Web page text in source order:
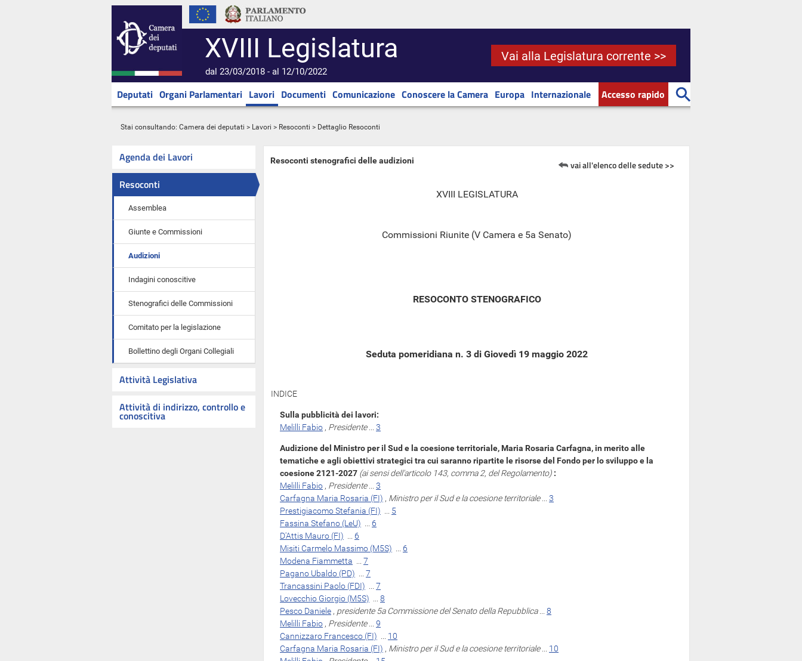
XVIII Legislatura
dal 23/03/2018 - al 12/10/2022
Vai alla Legislatura corrente >>
Deputati Organi Parlamentari Lavori Documenti Comunicazione Conoscere la Camera Europa Internazionale Accesso rapido
Stai consultando: Camera dei deputati > Lavori > Resoconti > Dettaglio Resoconti
Agenda dei Lavori
Resoconti
Assemblea
Giunte e Commissioni
Audizioni
Indagini conoscitive
Stenografici delle Commissioni
Comitato per la legislazione
Bollettino degli Organi Collegiali
Attività Legislativa
Attività di indirizzo, controllo e
conoscitiva
Resoconti stenografici delle audizioni vai all'elenco delle sedute >>
XVIII LEGISLATURA
Commissioni Riunite (V Camera e 5a Senato)
RESOCONTO STENOGRAFICO
Seduta pomeridiana n. 3 di Giovedì 19 maggio 2022
INDICE
Sulla pubblicità dei lavori:
Melilli Fabio , Presidente... 3
Audizione del Ministro per il Sud e la coesione territoriale, Maria Rosaria Carfagna, in merito alle
tematiche e agli obiettivi strategici tra cui saranno ripartite le risorse del Fondo per lo sviluppo e la
coesione 2121-2027 (ai sensi dell'articolo 143, comma 2, del Regolamento) :
Melilli Fabio , Presidente... 3
Carfagna Maria Rosaria (FI) , Ministro per il Sud e la coesione territoriale... 3
Prestigiacomo Stefania (FI)
5
Fassina Stefano (LeU)
6
D'Attis Mauro (FI)
6
Misiti Carmelo Massimo (M5S)
6
Modena Fiammetta
7
Pagano Ubaldo (PD)
7
Trancassini Paolo (FDI)
7
Lovecchio Giorgio (M5S)
8
Pesco Daniele , presidente 5a Commissione del Senato della Repubblica... 8
Melilli Fabio , Presidente... 9
Cannizzaro Francesco (FI)
10
Carfagna Maria Rosaria (FI) , Ministro per il Sud e la coesione territoriale... 10